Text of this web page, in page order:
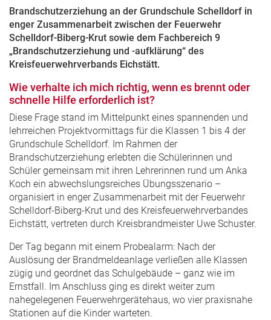
Brandschutzerziehung an der Grundschule Schelldorf in
enger Zusammenarbeit zwischen der Feuerwehr
Schelldorf-Biberg-Krut sowie dem Fachbereich 9
„Brandschutzerziehung und -aufklärung“ des
Kreisfeuerwehrverbands Eichstätt.
Wie verhalte ich mich richtig, wenn es brennt oder
schnelle Hilfe erforderlich ist?
Diese Frage stand im Mittelpunkt eines spannenden und
lehrreichen Projektvormittags für die Klassen 1 bis 4 der
Grundschule Schelldorf. Im Rahmen der
Brandschutzerziehung erlebten die Schülerinnen und
Schüler gemeinsam mit ihren Lehrerinnen rund um Anka
Koch ein abwechslungsreiches Übungsszenario –
organisiert in enger Zusammenarbeit mit der Feuerwehr
Schelldorf-Biberg-Krut und des Kreisfeuerwehrverbandes
Eichstätt, vertreten durch Kreisbrandmeister Uwe Schuster.
Der Tag begann mit einem Probealarm: Nach der
Auslösung der Brandmeldeanlage verließen alle Klassen
zügig und geordnet das Schulgebäude – ganz wie im
Ernstfall. Im Anschluss ging es direkt weiter zum
nahegelegenen Feuerwehrgerätehaus, wo vier praxisnahe
Stationen auf die Kinder warteten.